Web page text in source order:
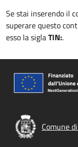
Se stai inserendo il
superare questo
esso la siglaTIN:.
Comune